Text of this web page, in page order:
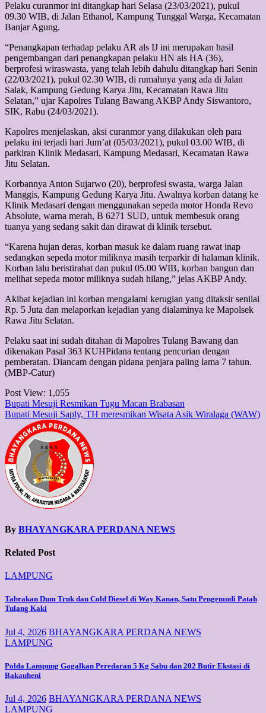
Pelaku curanmor ini ditangkap hari Selasa (23/03/2021), pukul
09.30 WIB, di Jalan Ethanol, Kampung Tunggal Warga, Kecamatan
Banjar Agung.
“Penangkapan terhadap pelaku AR als IJ ini merupakan hasil
pengembangan dari penangkapan pelaku HN als HA (36),
berprofesi wiraswasta, yang telah lebih dahulu ditangkap hari Senin
(22/03/2021), pukul 02.30 WIB, di rumahnya yang ada di Jalan
Salak, Kampung Gedung Karya Jitu, Kecamatan Rawa Jitu
Selatan,” ujar Kapolres Tulang Bawang AKBP Andy Siswantoro,
SIK, Rabu (24/03/2021).
Kapolres menjelaskan, aksi curanmor yang dilakukan oleh para
pelaku ini terjadi hari Jum’at (05/03/2021), pukul 03.00 WIB, di
parkiran Klinik Medasari, Kampung Medasari, Kecamatan Rawa
Jitu Selatan.
Korbannya Anton Sujarwo (20), berprofesi swasta, warga Jalan
Manggis, Kampung Gedung Karya Jitu. Awalnya korban datang ke
Klinik Medasari dengan menggunakan sepeda motor Honda Revo
Absolute, warna merah, B 6271 SUD, untuk membesuk orang
tuanya yang sedang sakit dan dirawat di klinik tersebut.
“Karena hujan deras, korban masuk ke dalam ruang rawat inap
sedangkan sepeda motor miliknya masih terparkir di halaman klinik.
Korban lalu beristirahat dan pukul 05.00 WIB, korban bangun dan
melihat sepeda motor miliknya sudah hilang,” jelas AKBP Andy.
Akibat kejadian ini korban mengalami kerugian yang ditaksir senilai
Rp. 5 Juta dan melaporkan kejadian yang dialaminya ke Mapolsek
Rawa Jitu Selatan.
Pelaku saat ini sudah ditahan di Mapolres Tulang Bawang dan
dikenakan Pasal 363 KUHPidana tentang pencurian dengan
pemberatan. Diancam dengan pidana penjara paling lama 7 tahun.
(MBP-Catur)
Post View: 1,055
Post
navigation
Bupati Mesuji Resmikan Tugu Macan Brabasan
Bupati Mesuji Saply, TH meresmikan Wisata Asik Wiralaga (WAW)
By BHAYANGKARA PERDANA NEWS
Related Post
LAMPUNG
Tabrakan Dum Truk dan Cold Diesel di Way Kanan, Satu Pengemudi Patah
Tulang Kaki
Jul 4, 2026 BHAYANGKARA PERDANA NEWS
LAMPUNG
Polda Lampung Gagalkan Peredaran 5 Kg Sabu dan 202 Butir Ekstasi di
Bakauheni
Jul 4, 2026 BHAYANGKARA PERDANA NEWS
LAMPUNG